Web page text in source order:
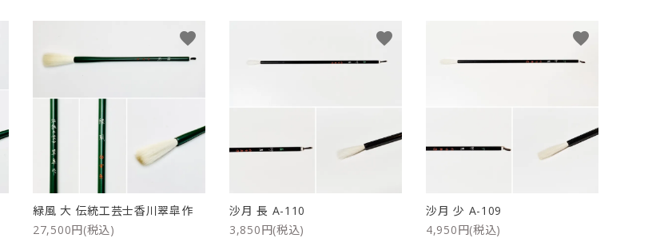
緑風 大 伝統工芸士香川翠皐作
27,500円(税込)
favorite
沙月 長 A-110
3,850円(税込)
favorite
沙月 少 A-109
4,950円(税込)
favorite